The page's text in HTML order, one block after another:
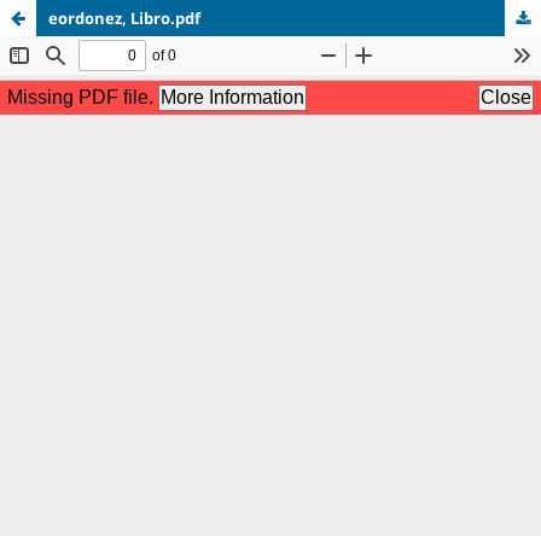
eordonez, Libro.pdf